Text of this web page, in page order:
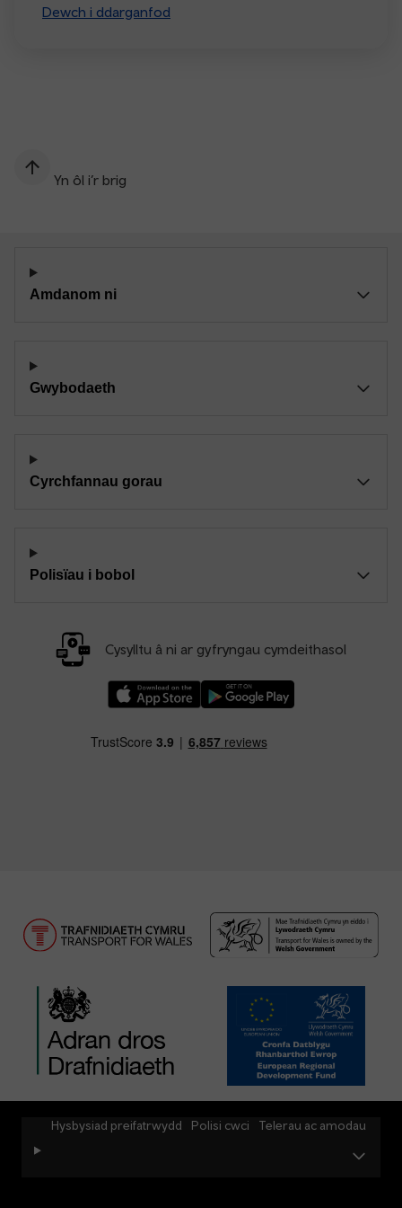
Dewch i ddarganfod
Yn ôl i’r brig
Amdanom ni
Gwybodaeth
Cyrchfannau gorau
Polisïau i bobol
Cysylltu â ni ar gyfryngau cymdeithasol
Hysbysiad preifatrwydd Polisi cwci Telerau ac amodau